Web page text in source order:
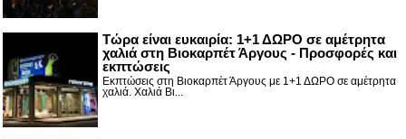
Τώρα είναι ευκαιρία: 1+1 ΔΩΡΟ σε αμέτρητα
χαλιά στη Βιοκαρπέτ Άργους - Προσφορές και
εκπτώσεις
Εκπτώσεις στη Βιοκαρπέτ Άργους με 1+1 ΔΩΡΟ σε αμέτρητα
χαλιά. Χαλιά Βι...